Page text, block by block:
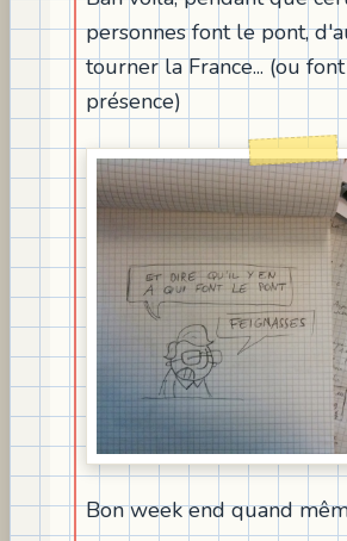
personnes font le pont,
tourner la France... (ou
présence)
Bon week end quand